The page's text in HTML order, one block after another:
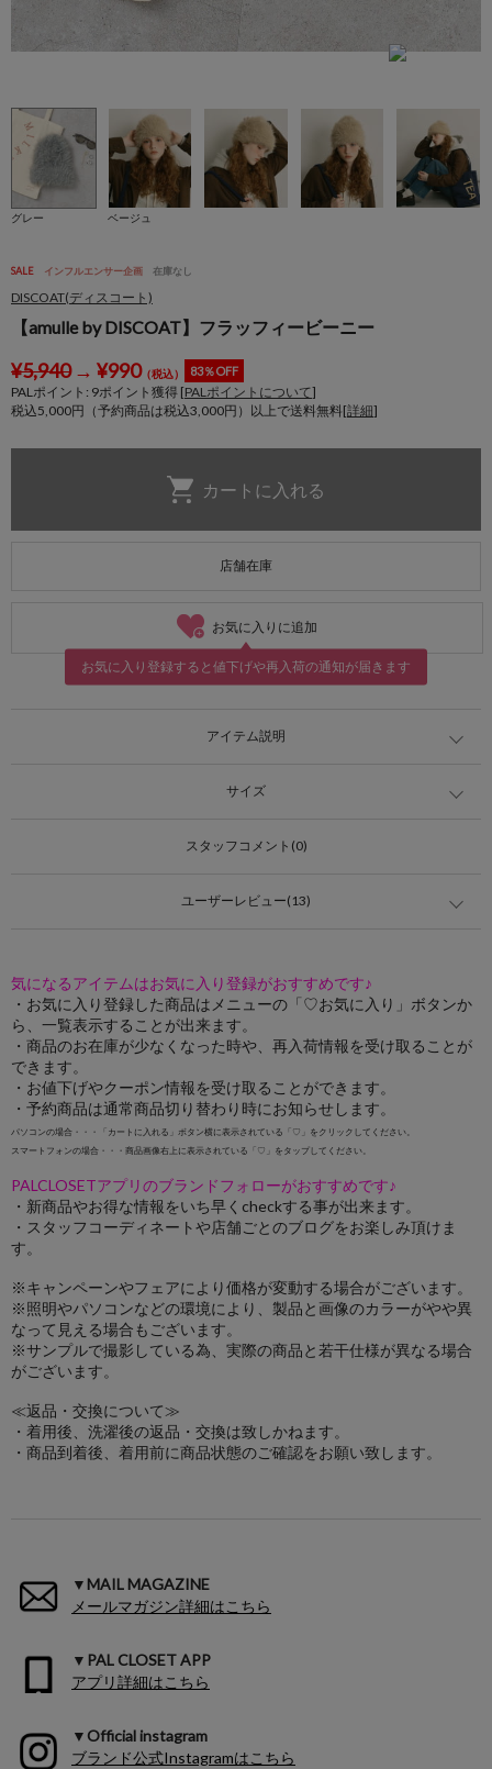
グレー ベージュ
SALE インフルエンサー企画 在庫なし
DISCOAT(ディスコート)
【amulle by DISCOAT】フラッフィービーニー
¥5,940→ ¥990（税込） 83％OFF
PALポイント: 9ポイント獲得 [PALポイントについて]
税込5,000円（予約商品は税込3,000円）以上で送料無料[詳細]
店舗在庫
お気に入りに追加
お気に入り登録すると値下げや再入荷の通知が届きます
アイテム説明
サイズ
スタッフコメント(0)
ユーザーレビュー(13)
気になるアイテムはお気に入り登録がおすすめです♪
・お気に入り登録した商品はメニューの「♡お気に入り」ボタンか
ら、一覧表示することが出来ます。
・商品のお在庫が少なくなった時や、再入荷情報を受け取ることが
できます。
・お値下げやクーポン情報を受け取ることができます。
・予約商品は通常商品切り替わり時にお知らせします。
パソコンの場合・・・「カートに入れる」ボタン横に表示されている「♡」をクリックしてください。
スマートフォンの場合・・・商品画像右上に表示されている「♡」をタップしてください。
PALCLOSETアプリのブランドフォローがおすすめです♪
・新商品やお得な情報をいち早くcheckする事が出来ます。
・スタッフコーディネートや店舗ごとのブログをお楽しみ頂けま
す。
※キャンペーンやフェアにより価格が変動する場合がございます。
※照明やパソコンなどの環境により、製品と画像のカラーがやや異
なって見える場合もございます。
※サンプルで撮影している為、実際の商品と若干仕様が異なる場合
がございます。
≪返品・交換について≫
・着用後、洗濯後の返品・交換は致しかねます。
・商品到着後、着用前に商品状態のご確認をお願い致します。
▼MAIL MAGAZINE
メールマガジン詳細はこちら
▼PAL CLOSET APP
アプリ詳細はこちら
▼Official instagram
ブランド公式Instagramはこちら